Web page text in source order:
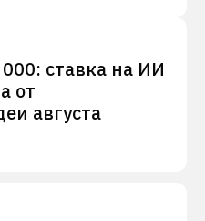
ставка на ИИ
от
августа